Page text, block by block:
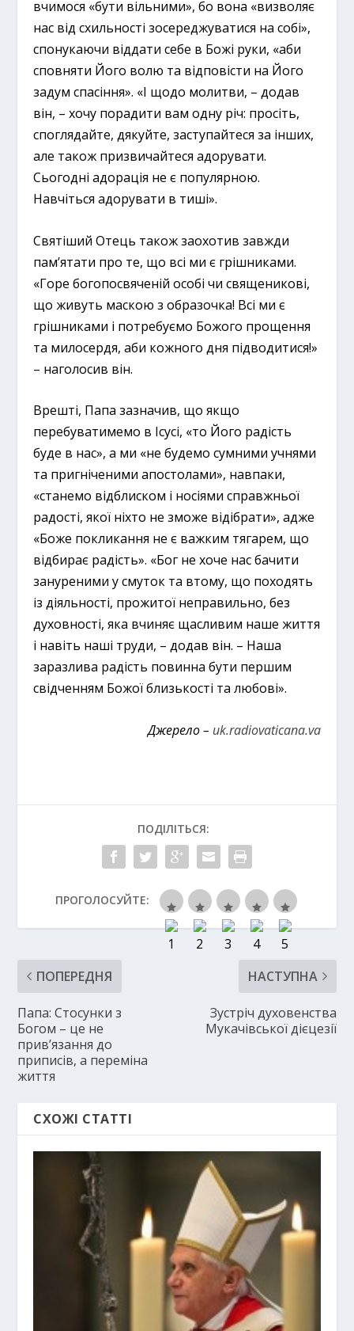
вчимося «бути вільними», бо вона «визволяє
нас від схильності зосереджуватися на собі»,
спонукаючи віддати себе в Божі руки, «аби
сповняти Його волю та відповісти на Його
задум спасіння». «І щодо молитви, – додав
він, – хочу порадити вам одну річ: просіть,
споглядайте, дякуйте, заступайтеся за інших,
але також призвичайтеся адорувати.
Сьогодні адорація не є популярною.
Навчіться адорувати в тиші».
Святіший Отець також заохотив завжди
пам’ятати про те, що всі ми є грішниками.
«Горе богопосвяченій особі чи священикові,
що живуть маскою з образочка! Всі ми є
грішниками і потребуємо Божого прощення
та милосердя, аби кожного дня підводитися!»
– наголосив він.
Врешті, Папа зазначив, що якщо
перебуватимемо в Ісусі, «то Його радість
буде в нас», а ми «не будемо сумними учнями
та пригніченими апостолами», навпаки,
«станемо відблиском і носіями справжньої
радості, якої ніхто не зможе відібрати», адже
«Боже покликання не є важким тягарем, що
відбирає радість». «Бог не хоче нас бачити
зануреними у смуток та втому, що походять
із діяльності, прожитої неправильно, без
духовності, яка вчиняє щасливим наше життя
і навіть наші труди, – додав він. – Наша
заразлива радість повинна бути першим
свідченням Божої близькості та любові».
Джерело – uk.radiovaticana.va
ПОДІЛІТЬСЯ:
ПРОГОЛОСУЙТЕ:
ПОПЕРЕДНЯ
Папа: Стосунки з
Богом – це не
прив’язання до
приписів, а переміна
життя
НАСТУПНА
Зустріч духовенства
Мукачівської дієцезії
СХОЖІ СТАТТІ